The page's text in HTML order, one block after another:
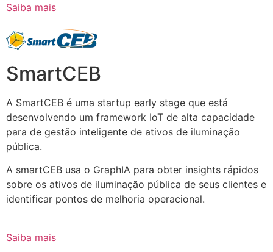
Saiba mais
SmartCEB
A SmartCEB é uma startup early stage que está
desenvolvendo um framework IoT de alta capacidade
para de gestão inteligente de ativos de iluminação
pública.
A smartCEB usa o GraphIA para obter insights rápidos
sobre os ativos de iluminação pública de seus clientes e
identificar pontos de melhoria operacional.
Saiba mais